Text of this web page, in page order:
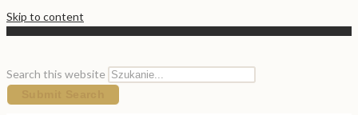
Skip to content
Search this website